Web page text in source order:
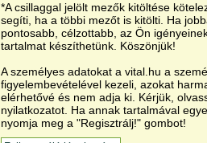
*A csillaggal jelölt mezők kitöltése
segíti, ha a többi mezőt is kitölti. Ha
pontosabb, célzottabb, az Ön
tartalmat készíthetünk. Köszönjük!
A személyes adatokat a vital.hu a
figyelembevételével kezeli, azokat
elérhetővé és nem adja ki. Kérjük,
nyilatkozatot. Ha annak tartalmával
nyomja meg a "Regisztrálj!" gombot!